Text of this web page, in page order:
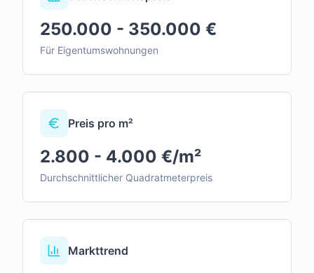
250.000 - 350.000 €
Für Eigentumswohnungen
Preis pro m²
2.800 - 4.000 €/m²
Durchschnittlicher Quadratmeterpreis
Markttrend